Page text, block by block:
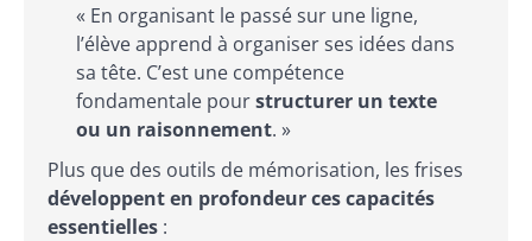
« En organisant le passé sur une ligne,
l’élève apprend à organiser ses idées dans
sa tête. C’est une compétence
fondamentale pourstructurer un texte
ou un raisonnement. »
Plus que des outils de mémorisation, les frises
développent en profondeur ces capacités
essentielles :